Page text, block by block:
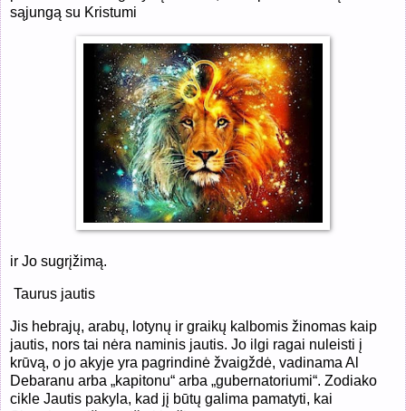
sąjungą su Kristumi
ir Jo sugrįžimą.
Taurus jautis
Jis hebrajų, arabų, lotynų ir graikų kalbomis žinomas kaip
jautis, nors tai nėra naminis jautis. Jo ilgi ragai nuleisti į
krūvą, o jo akyje yra pagrindinė žvaigždė, vadinama Al
Debaranu arba „kapitonu“ arba „gubernatoriumi“. Zodiako
cikle Jautis pakyla, kad jį būtų galima pamatyti, kai